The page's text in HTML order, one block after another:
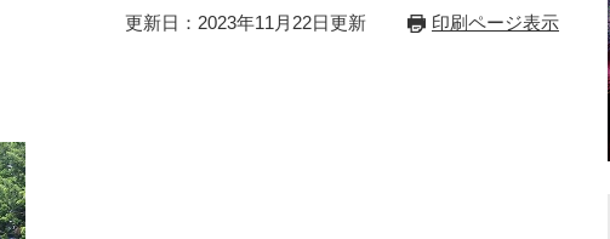
更新日：2023年11月22日更新 印刷ページ表示